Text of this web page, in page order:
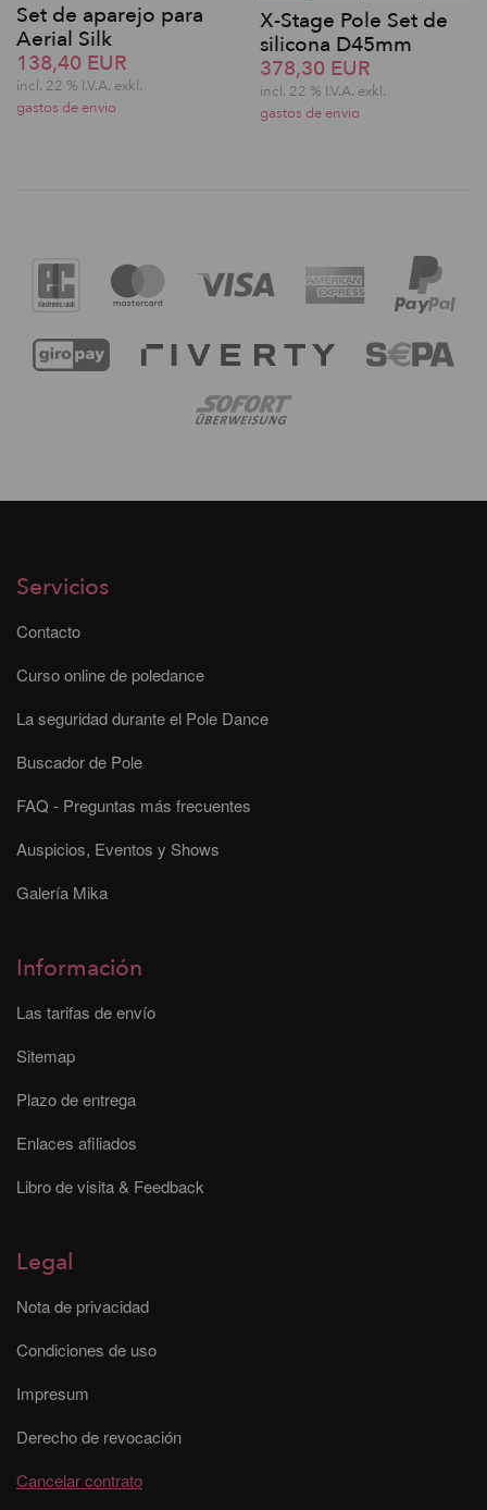
Set de aparejo para
Aerial Silk
138,40 EUR
incl. 22 % I.V.A. exkl.
gastos de envio
X-Stage Pole Set de
silicona D45mm
378,30 EUR
incl. 22 % I.V.A. exkl.
gastos de envio
Servicios
Contacto
Curso online de poledance
La seguridad durante el Pole Dance
Buscador de Pole
FAQ - Preguntas más frecuentes
Auspicios, Eventos y Shows
Galería Mika
Información
Las tarifas de envío
Sitemap
Plazo de entrega
Enlaces afiliados
Libro de visita & Feedback
Legal
Nota de privacidad
Condiciones de uso
Impresum
Derecho de revocación
Cancelar contrato